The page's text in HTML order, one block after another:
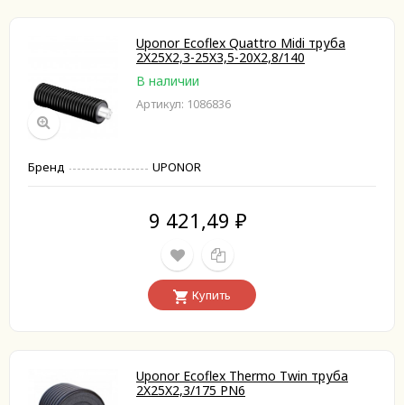
Uponor Ecoflex Quattro Midi труба
2X25X2,3-25X3,5-20X2,8/140
В наличии
Артикул: 1086836
Бренд UPONOR
9 421,49 ₽
Купить
Uponor Ecoflex Thermo Twin труба
2X25X2,3/175 PN6